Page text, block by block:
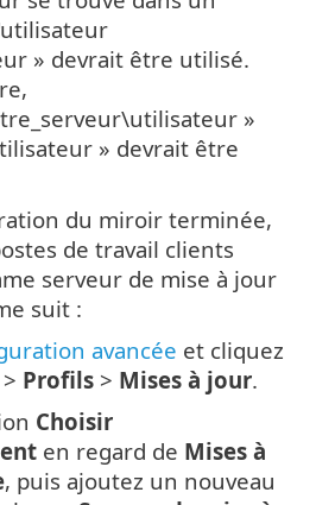
» devrait être utilisé.
»
» devrait être
du miroir terminée,
de travail clients
serveur de mise à jour
suit :
avancée et cliquez
> Profils > Mises à jour.
Choisir
en regard de Mises à
, puis ajoutez un nouveau